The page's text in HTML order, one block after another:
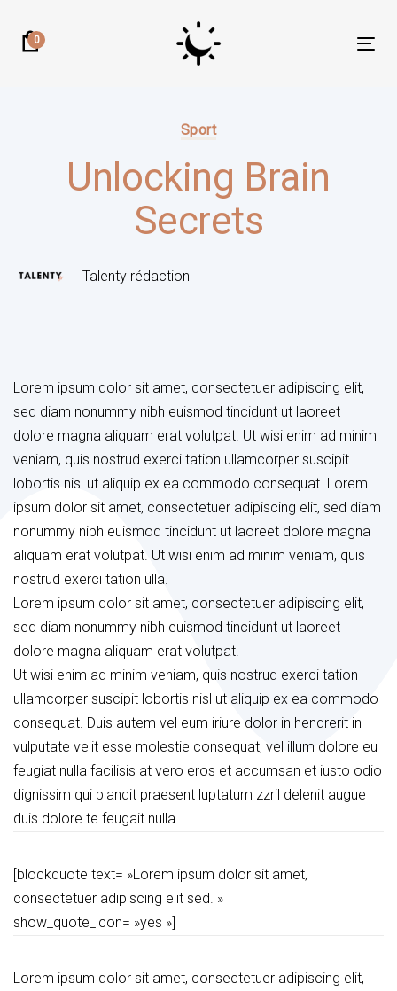
links
0
Sport
Unlocking Brain
Secrets
Talenty rédaction
Lorem ipsum dolor sit amet, consectetuer adipiscing elit,
sed diam nonummy nibh euismod tincidunt ut laoreet
dolore magna aliquam erat volutpat. Ut wisi enim ad minim
veniam, quis nostrud exerci tation ullamcorper suscipit
lobortis nisl ut aliquip ex ea commodo consequat. Lorem
ipsum dolor sit amet, consectetuer adipiscing elit, sed diam
nonummy nibh euismod tincidunt ut laoreet dolore magna
aliquam erat volutpat. Ut wisi enim ad minim veniam, quis
nostrud exerci tation ulla.
Lorem ipsum dolor sit amet, consectetuer adipiscing elit,
sed diam nonummy nibh euismod tincidunt ut laoreet
dolore magna aliquam erat volutpat.
Ut wisi enim ad minim veniam, quis nostrud exerci tation
ullamcorper suscipit lobortis nisl ut aliquip ex ea commodo
consequat. Duis autem vel eum iriure dolor in hendrerit in
vulputate velit esse molestie consequat, vel illum dolore eu
feugiat nulla facilisis at vero eros et accumsan et iusto odio
dignissim qui blandit praesent luptatum zzril delenit augue
duis dolore te feugait nulla
[blockquote text= »Lorem ipsum dolor sit amet,
consectetuer adipiscing elit sed. »
show_quote_icon= »yes »]
Lorem ipsum dolor sit amet, consectetuer adipiscing elit,